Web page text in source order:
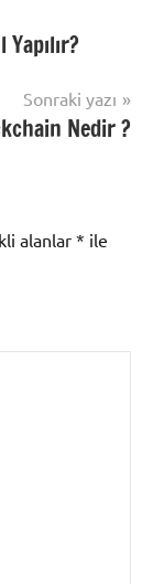
Yapılır?
Sonraki yazı
Nedir ?
alanlar * ile